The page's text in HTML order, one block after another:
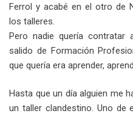
Ferrol y acabé en el otro de
los talleres.
Pero nadie quería contratar
salido de Formación
que quería era aprender,
Hasta que un día alguien me
un taller clandestino. Uno de